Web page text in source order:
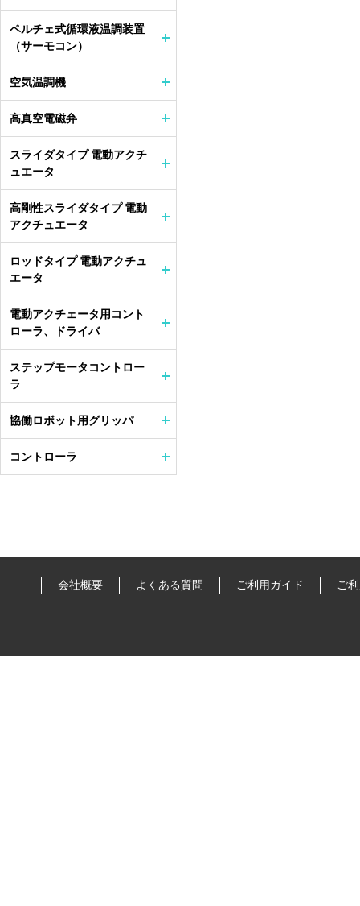
ペルチェ式循環液温調装置
（サーモコン）
空気温調機
高真空電磁弁
スライダタイプ 電動アクチ
ュエータ
高剛性スライダタイプ 電動
アクチュエータ
ロッドタイプ 電動アクチュ
エータ
電動アクチェータ用コント
ローラ、ドライバ
ステップモータコントロー
ラ
協働ロボット用グリッパ
コントローラ
会社概要 よくある質問 ご利用ガイド ご